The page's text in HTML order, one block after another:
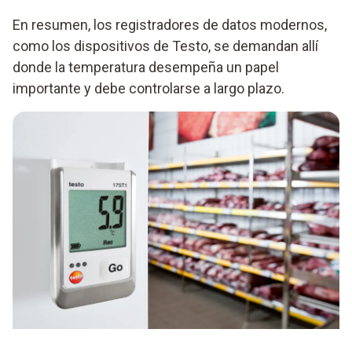
En resumen, los registradores de datos modernos,
como los dispositivos de Testo, se demandan allí
donde la temperatura desempeña un papel
importante y debe controlarse a largo plazo.